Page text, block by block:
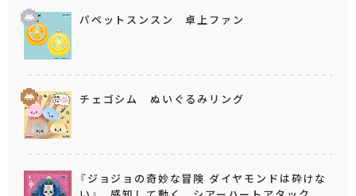
パペットスンスン 卓上ファン
チェゴシム ぬいぐるみリング
『ジョジョの奇妙な冒険 ダイヤモンドは砕けな